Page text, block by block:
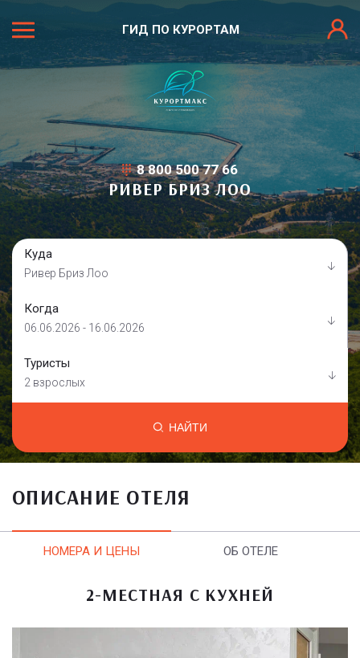
ГИД ПО КУРОРТАМ
8 800 500 77 66
РИВЕР БРИЗ ЛОО
Куда
Ривер Бриз Лоо
Когда
06.06.2026 - 16.06.2026
Туристы
2 взрослых
НАЙТИ
ОПИСАНИЕ ОТЕЛЯ
НОМЕРА И ЦЕНЫ ОБ ОТЕЛЕ
2-МЕСТНАЯ С КУХНЕЙ